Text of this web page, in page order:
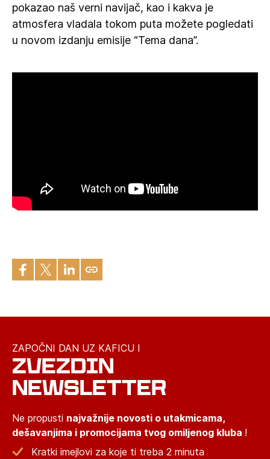
pokazao naš verni navijač, kao i kakva je
atmosfera vladala tokom puta možete pogledati
u novom izdanju emisije “Tema dana”.
ZAPOČNI DAN UZ KAFICU I
ZVEZDIN
NEWSLETTER
Ne propusti najvažnije novosti o utakmicama,
dešavanjima i promocijama tvog omiljenog kluba !
Kratki imejlovi za koje ti treba 2 minuta